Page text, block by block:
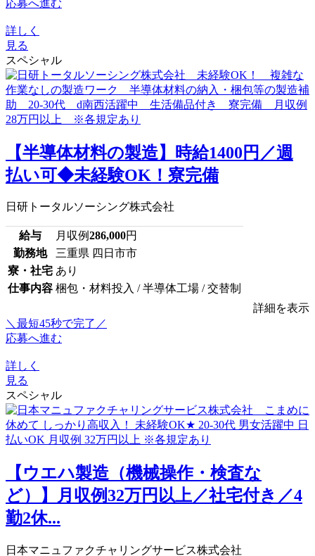
応募へ進む
詳しく
見る
スペシャル
【半導体材料の製造】時給1400円／週
払い可◆未経験OK！寮完備
日研トータルソーシング株式会社
給与 月収例286,000円
勤務地
三重県 四日市市
寮・社宅 あり
仕事内容 梱包・材料投入 / 半導体工場 / 交替制
詳細を表示
＼最短45秒で完了／
応募へ進む
詳しく
見る
スペシャル
【ウエハ製造（機械操作・検査な
ど）】月収例32万円以上／社宅付き／4
勤2休...
日本マニュファクチャリングサービス株式会社